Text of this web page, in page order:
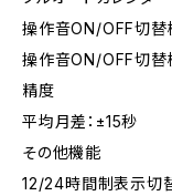
操作音ON/OFF切替
操作音ON/OFF切替
精度
平均月差：±15秒
その他機能
12/24時間制表示切